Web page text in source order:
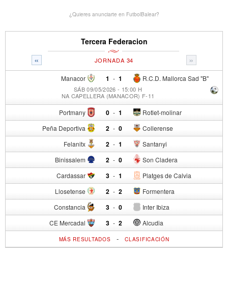
¿Quieres anunciarte en FutbolBalear?
Tercera Federacion
« »
JORNADA 34
Manacor 1 - R.C.D. Mallorca Sad "B"
1
SÁB 09/05/2026 - 15:00 H
NA CAPELLERA (MANACOR) F-11
Portmany 0 - Rotlet-molinar
1
Peña Deportiva 2 - Collerense
0
Felanitx 2 - Santanyi
1
Binissalem 2 - Son Cladera
0
Cardassar 3 - Platges de Calvia
1
Llosetense 2 - Formentera
2
Constancia 3 - Inter Ibiza
0
CE Mercadal 3 - Alcudia
2
MÁS RESULTADOS -CLASIFICACIÓN